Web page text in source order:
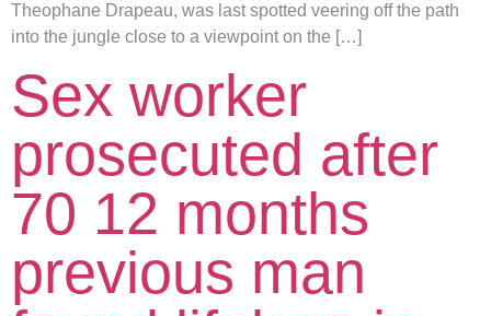
Theophane Drapeau, was last spotted veering off the path
into the jungle close to a viewpoint on the […]
Sex worker
prosecuted after
70 12 months
previous man